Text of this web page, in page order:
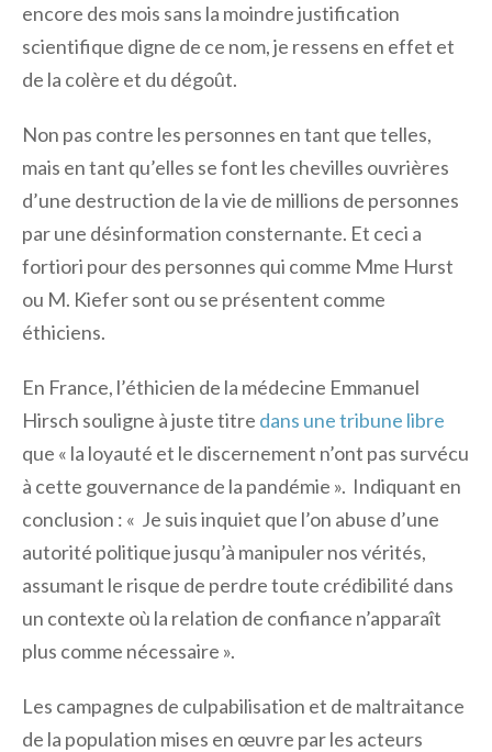
encore des mois sans la moindre justification
scientifique digne de ce nom, je ressens en effet et
de la colère et du dégoût.
Non pas contre les personnes en tant que telles,
mais en tant qu’elles se font les chevilles ouvrières
d’une destruction de la vie de millions de personnes
par une désinformation consternante. Et ceci a
fortiori pour des personnes qui comme Mme Hurst
ou M. Kiefer sont ou se présentent comme
éthiciens.
En France, l’éthicien de la médecine Emmanuel
Hirsch souligne à juste titre dans une tribune libre
que « la loyauté et le discernement n’ont pas survécu
à cette gouvernance de la pandémie ». Indiquant en
conclusion : « Je suis inquiet que l’on abuse d’une
autorité politique jusqu’à manipuler nos vérités,
assumant le risque de perdre toute crédibilité dans
un contexte où la relation de confiance n’apparaît
plus comme nécessaire ».
Les campagnes de culpabilisation et de maltraitance
de la population mises en œuvre par les acteurs